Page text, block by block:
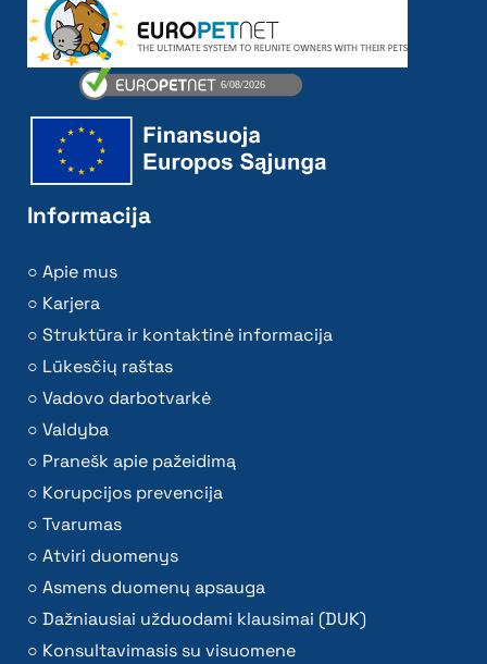
Informacija
Apie mus
Karjera
Struktūra ir kontaktinė informacija
Lūkesčių raštas
Vadovo darbotvarkė
Valdyba
Pranešk apie pažeidimą
Korupcijos prevencija
Tvarumas
Atviri duomenys
Asmens duomenų apsauga
Dažniausiai užduodami klausimai (DUK)
Konsultavimasis su visuomene